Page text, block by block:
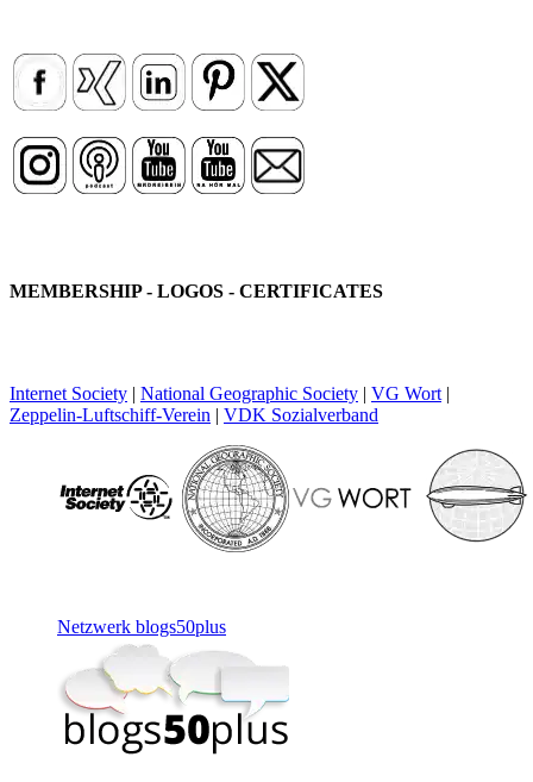
MEMBERSHIP - LOGOS - CERTIFICATES
Internet Society National Geographic Society VG Wort|
Zeppelin-Luftschiff-Verein
VDK Sozialverband
Netzwerk blogs50plus